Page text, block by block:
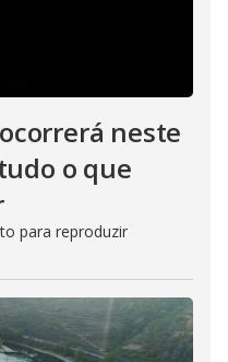
neste
o que
para reproduzir